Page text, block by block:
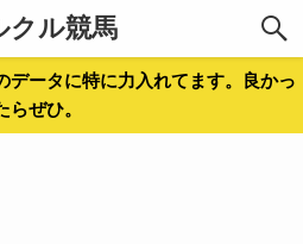
クル競馬
データに特に力入れてます。良かっ
らぜひ。